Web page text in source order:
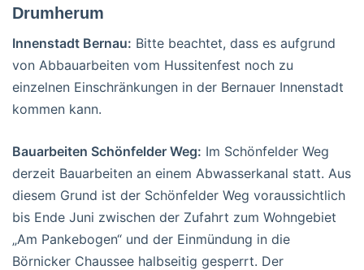
Drumherum
Innenstadt Bernau: Bitte beachtet, dass es aufgrund
von Abbauarbeiten vom Hussitenfest noch zu
einzelnen Einschränkungen in der Bernauer Innenstadt
kommen kann.
Bauarbeiten Schönfelder Weg: Im Schönfelder Weg
derzeit Bauarbeiten an einem Abwasserkanal statt. Aus
diesem Grund ist der Schönfelder Weg voraussichtlich
bis Ende Juni zwischen der Zufahrt zum Wohngebiet
„Am Pankebogen“ und der Einmündung in die
Börnicker Chaussee halbseitig gesperrt. Der